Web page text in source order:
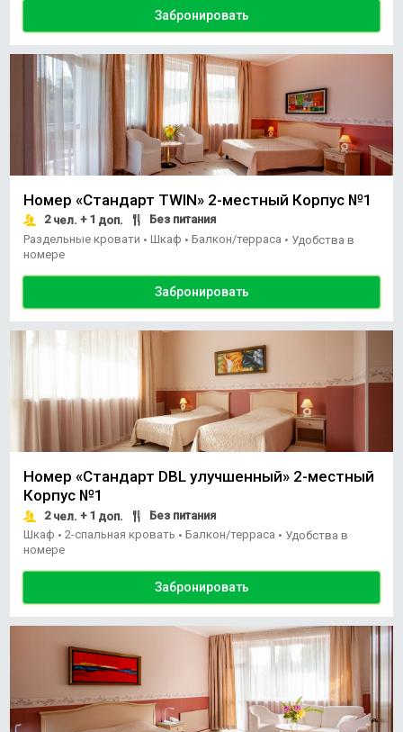
Забронировать
Номер «Стандарт TWIN» 2-местный Корпус №1
2чел. + 1 доп.
Без питания
Раздельные кровати • Шкаф • Балкон/терраса • Удобства в
номере
Забронировать
Номер «Стандарт DBL улучшенный» 2-местный
Корпус №1
2чел. + 1 доп.
Без питания
Шкаф • 2-спальная кровать • Балкон/терраса • Удобства в
номере
Забронировать